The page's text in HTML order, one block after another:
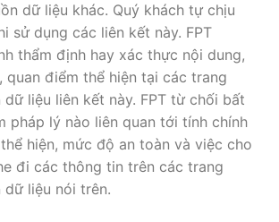
dữ liệu khác. Quý khách tự chịu
sử dụng các liên kết này. FPT
thẩm định hay xác thực nội dung,
quan điểm thể hiện tại các trang
liệu liên kết này. FPT từ chối bất
pháp lý nào liên quan tới tính chính
hiện, mức độ an toàn và việc cho
đi các thông tin trên các trang
liệu nói trên.